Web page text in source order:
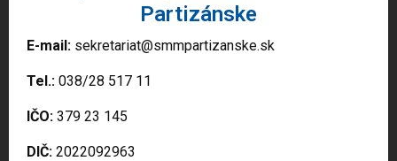
Partizánske
E-mail: sekretariat@smmpartizanske.sk
Tel.: 038/28 517 11
IČO: 379 23 145
DIČ: 2022092963